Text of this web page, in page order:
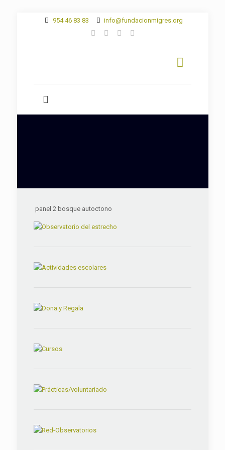
954 46 83 83 info@fundacionmigres.org
panel 2 bosque autoctono